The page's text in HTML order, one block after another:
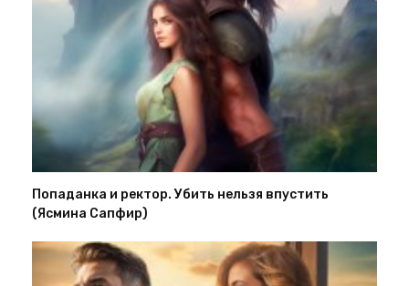
Попаданка и ректор. Убить нельзя впустить
(Ясмина Сапфир)